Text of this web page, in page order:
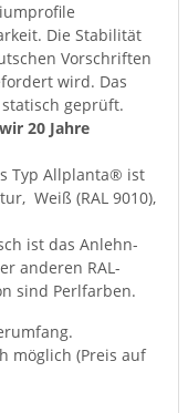
Die Stabilität
Vorschriften
wird. Das
geprüft.
20 Jahre
Typ Allplanta® ist
Weiß (RAL 9010),
ist das Anlehn-
anderen RAL-
sind Perlfarben.
möglich (Preis auf